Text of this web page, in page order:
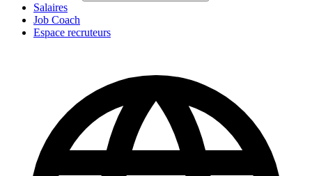
Salaires
Job Coach
Espace recruteurs